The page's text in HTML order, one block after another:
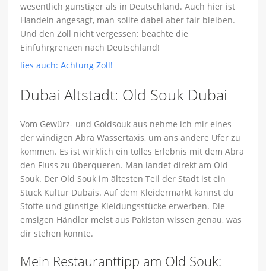
wesentlich günstiger als in Deutschland. Auch hier ist
Handeln angesagt, man sollte dabei aber fair bleiben.
Und den Zoll nicht vergessen: beachte die
Einfuhrgrenzen nach Deutschland!
lies auch: Achtung Zoll!
Dubai Altstadt: Old Souk Dubai
Vom Gewürz- und Goldsouk aus nehme ich mir eines
der windigen Abra Wassertaxis, um ans andere Ufer zu
kommen. Es ist wirklich ein tolles Erlebnis mit dem Abra
den Fluss zu überqueren. Man landet direkt am Old
Souk. Der Old Souk im ältesten Teil der Stadt ist ein
Stück Kultur Dubais. Auf dem Kleidermarkt kannst du
Stoffe und günstige Kleidungsstücke erwerben. Die
emsigen Händler meist aus Pakistan wissen genau, was
dir stehen könnte.
Mein Restauranttipp am Old Souk: